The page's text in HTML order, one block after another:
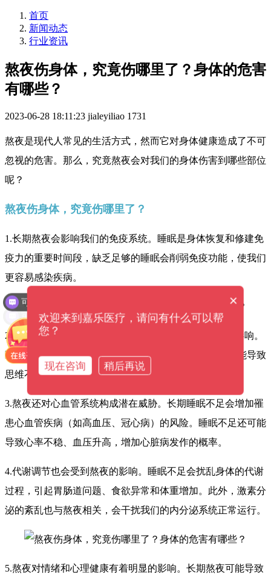
首页
新闻动态
行业资讯
熬夜伤身体，究竟伤哪里了？身体的危害
有哪些？
2023-06-28 18:11:23 jialeyiliao 1731
熬夜是现代人常见的生活方式，然而它对身体健康造成了不可
忽视的危害。那么，究竟熬夜会对我们的身体伤害到哪些部位
呢？
熬夜伤身体，究竟伤哪里了？
1.长期熬夜会影响我们的免疫系统。睡眠是身体恢复和修建免
疫力的重要时间段，缺乏足够的睡眠会削弱免疫功能，使我们
更容易感染疾病。
2.大脑是我们身体的中枢，熬夜会对大脑功能造成负面影响。
睡眠是大脑休息和恢复的重要机制，不良的睡眠习惯可能导致
思维不清晰、记忆力减退、注意力不集中等问题。
3.熬夜还对心血管系统构成潜在威胁。长期睡眠不足会增加罹
患心血管疾病（如高血压、冠心病）的风险。睡眠不足还可能
导致心率不稳、血压升高，增加心脏病发作的概率。
4.代谢调节也会受到熬夜的影响。睡眠不足会扰乱身体的代谢
过程，引起胃肠道问题、食欲异常和体重增加。此外，激素分
泌的紊乱也与熬夜相关，会干扰我们的内分泌系统正常运行。
5.熬夜对情绪和心理健康有着明显的影响。长期熬夜可能导致
可以介绍下你们的产品么？
可以提供解决方案吗？ ×
欢迎来到嘉乐医疗，请问有什么可以帮
您？
现在咨询 稍后再说